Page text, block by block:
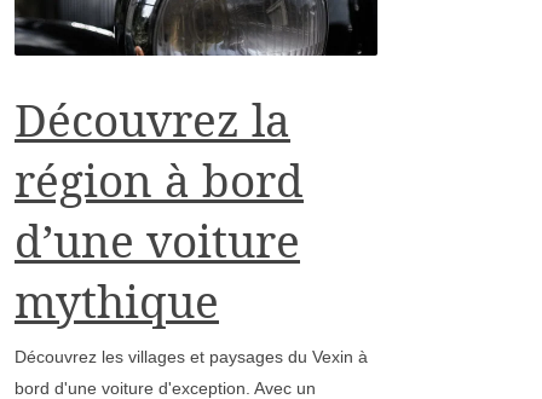
Découvrez la
région à bord
d’une voiture
mythique
Découvrez les villages et paysages du Vexin à
bord d'une voiture d'exception. Avec un